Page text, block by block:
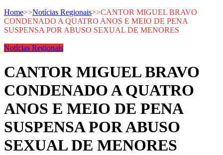
Home>>Notícias Regionais>>CANTOR MIGUEL BRAVO
CONDENADO A QUATRO ANOS E MEIO DE PENA
SUSPENSA POR ABUSO SEXUAL DE MENORES
Notícias Regionais
CANTOR MIGUEL BRAVO
CONDENADO A QUATRO
ANOS E MEIO DE PENA
SUSPENSA POR ABUSO
SEXUAL DE MENORES